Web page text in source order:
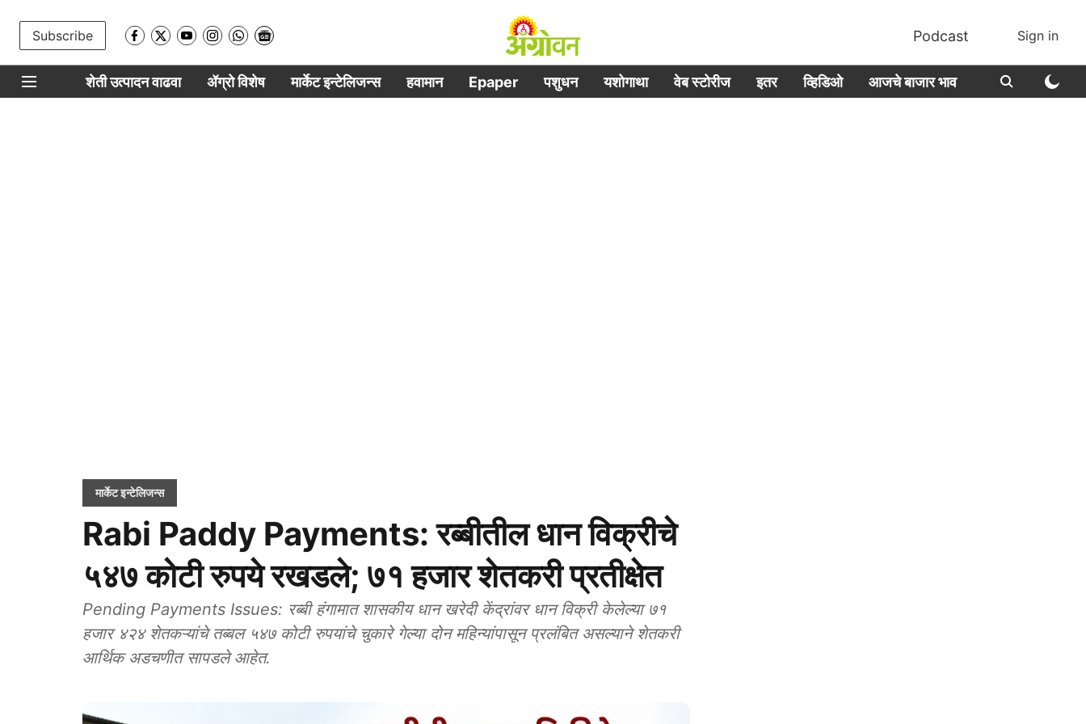
Subscribe Podcast Sign in
शेती उत्पादन वाढवा ॲग्रो विशेष मार्केट इन्टेलिजन्स हवामान Epaper पशुधन यशोगाथा वेब स्टोरीज इतर व्हिडिओ आजचे बाजार भाव
मार्केट इन्टेलिजन्स
Rabi Paddy Payments: रब्बीतील धान विक्रीचे
५४७ कोटी रुपये रखडले; ७१ हजार शेतकरी प्रतीक्षेत
Pending Payments Issues: रब्बी हंगामात शासकीय धान खरेदी केंद्रांवर धान विक्री केलेल्या ७१
हजार ४२४ शेतकऱ्यांचे तब्बल ५४७ कोटी रुपयांचे चुकारे गेल्या दोन महिन्यांपासून प्रलंबित असल्याने शेतकरी
आर्थिक अडचणीत सापडले आहेत.